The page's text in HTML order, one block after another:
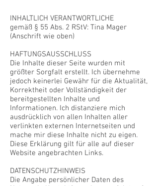
INHALTLICH VERANTWORTLICHE
gemäß § 55 Abs. 2 RStV: Tina Mager
(Anschrift wie oben)
HAFTUNGSAUSSCHLUSS
Die Inhalte dieser Seite wurden mit
größter Sorgfalt erstellt. Ich übernehme
jedoch keinerlei Gewähr für die Aktualität,
Korrektheit oder Vollständigkeit der
bereitgestellten Inhalte und
Informationen. Ich distanziere mich
ausdrücklich von allen Inhalten aller
verlinkten externen Internetseiten und
mache mir diese Inhalte nicht zu eigen.
Diese Erklärung gilt für alle auf dieser
Website angebrachten Links.
DATENSCHUTZHINWEIS
Die Angabe persönlicher Daten des